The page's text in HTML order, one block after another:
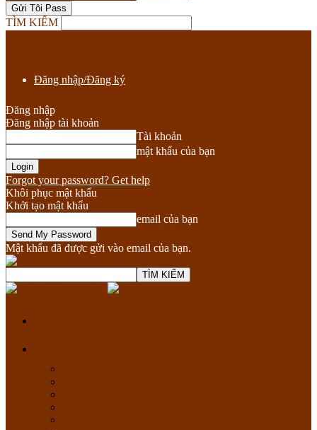
TÌM KIẾM
Đăng nhập/Đăng ký
Đăng nhập
Đăng nhập tài khoản
Tài khoản
mật khẩu của bạn
Forgot your password? Get help
Khôi phục mật khẩu
Khởi tạo mật khẩu
email của bạn
Mật khẩu đã được gửi vào email của bạn.